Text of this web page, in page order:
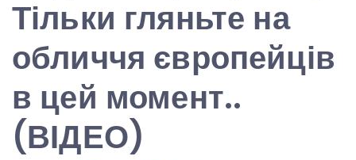
Тільки гляньте на
обличчя європейців
в цей момент..
(ВІДЕО)